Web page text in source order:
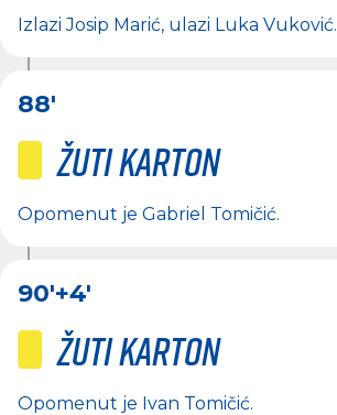
IzlaziJosip Marić, ulazi Luka Vuković.
88'
Žuti karton
Opomenut je Gabriel Tomičić.
90'+4'
Žuti karton
Opomenut je Ivan Tomičić.